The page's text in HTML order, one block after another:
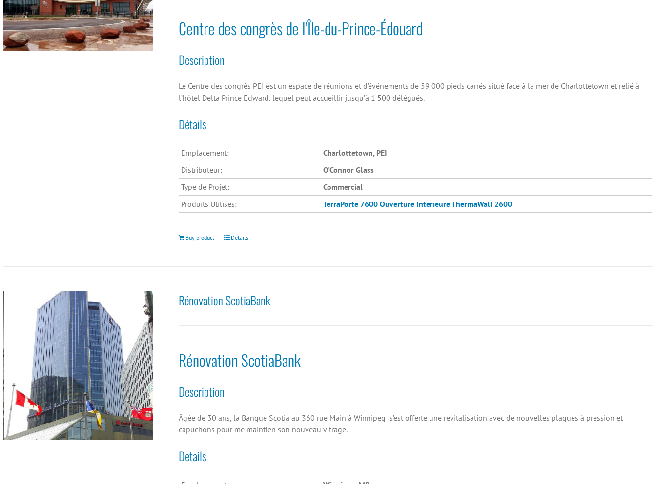
Centre des congrès de l’Île-du-Prince-Édouard
Description
Le Centre des congrès PEI est un espace de réunions et d’événements de 59 000 pieds carrés situé face à la mer de Charlottetown et relié à
l’hôtel Delta Prince Edward, lequel peut accueillir jusqu’à 1 500 délégués.
Détails
Emplacement:
Charlottetown, PEI
Distributeur:
O'Connor Glass
Type de Projet:
Commercial
Produits Utilisés:
TerraPorte 7600 Ouverture IntérieureThermaWall 2600
Buy product Details
Rénovation ScotiaBank
Rénovation ScotiaBank
Description
Âgée de 30 ans, la Banque Scotia au 360 rue Main à Winnipeg s’est offerte une revitalisation avec de nouvelles plaques à pression et
capuchons pour me maintien son nouveau vitrage.
Details